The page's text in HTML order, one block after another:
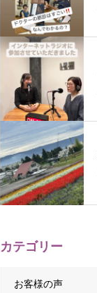
カテゴリー
お客様の声